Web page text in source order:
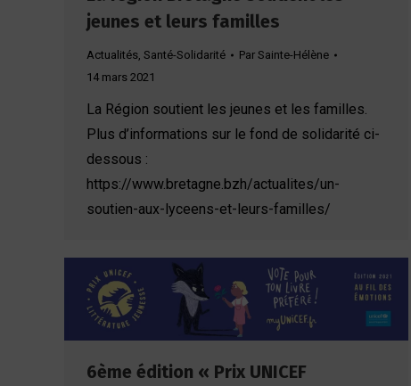
jeunes et leurs familles
Actualités, Santé-Solidarité Par Sainte-Hélène
14 mars 2021
La Région soutient les jeunes et les familles.
Plus d’informations sur le fond de solidarité ci-
dessous :
https://www.bretagne.bzh/actualites/un-
soutien-aux-lyceens-et-leurs-familles/
6ème édition « Prix UNICEF